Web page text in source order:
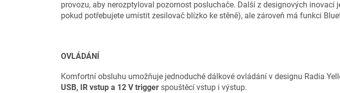
provozu, aby nerozptyloval pozornost posluchače. Další z designových
pokud potřebujete umístit zesilovač blízko ke stěně), ale zároveň má funkci
OVLÁDÁNÍ
Komfortní obsluhu umožňuje jednoduché dálkové ovládání v designu Radia
USB, IR vstup a 12 V trigger spouštěcí vstup i výstup.